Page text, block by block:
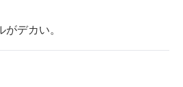
デカい。